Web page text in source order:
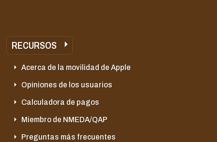
RECURSOS
Acerca de la movilidad de Apple
Opiniones de los usuarios
Calculadora de pagos
Miembro de NMEDA/QAP
Preguntas más frecuentes